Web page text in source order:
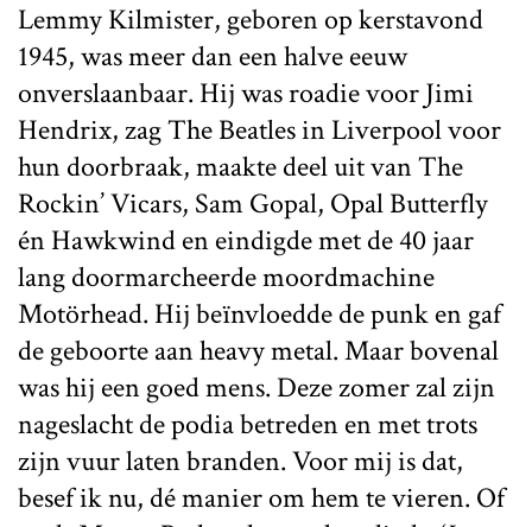
Lemmy Kilmister, geboren op kerstavond
1945, was meer dan een halve eeuw
onverslaanbaar. Hij was roadie voor Jimi
Hendrix, zag The Beatles in Liverpool voor
hun doorbraak, maakte deel uit van The
Rockin’ Vicars, Sam Gopal, Opal Butterfly
én Hawkwind en eindigde met de 40 jaar
lang doormarcheerde moordmachine
Motörhead. Hij beïnvloedde de punk en gaf
de geboorte aan heavy metal. Maar bovenal
was hij een goed mens. Deze zomer zal zijn
nageslacht de podia betreden en met trots
zijn vuur laten branden. Voor mij is dat,
besef ik nu, dé manier om hem te vieren. Of